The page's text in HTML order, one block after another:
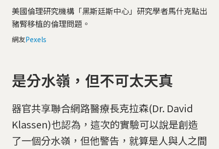
美國倫理研究機構「黑斯廷斯中心」研究學者馬什克點出
豬腎移植的倫理問題。
網友Pexels
是分水嶺，但不可太天真
器官共享聯合網路醫療長克拉森(Dr. David
Klassen)也認為，這次的實驗可以說是創造
了一個分水嶺，但他警告，就算是人與人之間